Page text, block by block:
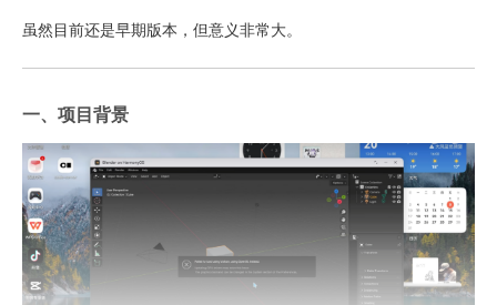
虽然目前还是早期版本，但意义非常大。
一、项目背景